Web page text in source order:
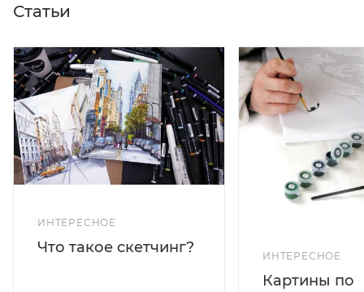
Статьи
ИНТЕРЕСНОЕ
Что такое скетчинг?
ИНТЕРЕСНОЕ
Картины по